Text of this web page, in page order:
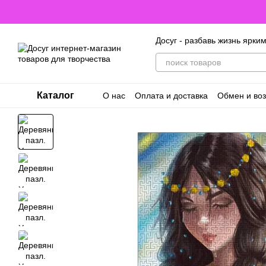
Досуг - разбавь жизнь
Каталог О нас Оплата и доставка
Обмен и